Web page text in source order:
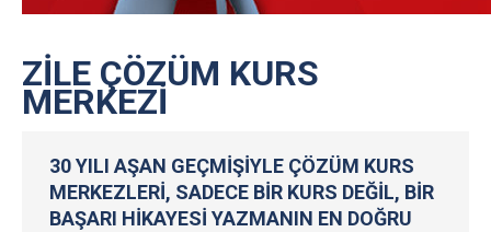
ZILE ÇÖZÜM KURS
MERKEZI
30 YILI AŞAN GEÇMIŞIYLE ÇÖZÜM KURS
MERKEZLERI, SADECE BIR KURS DEĞIL, BIR
BAŞARI HIKAYESI YAZMANIN EN DOĞRU